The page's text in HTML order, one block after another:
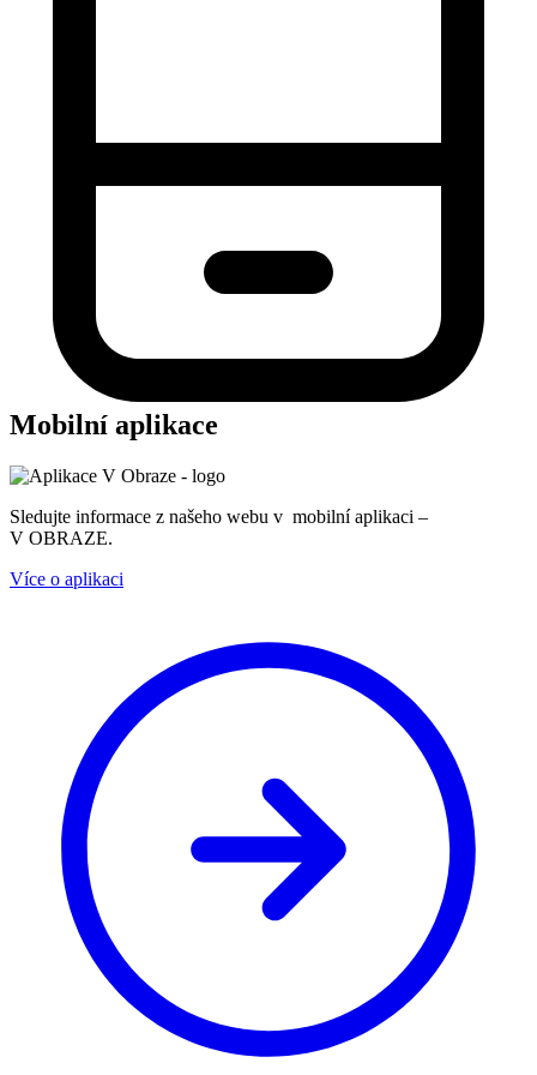
Mobilní aplikace
Sledujte informace z našeho webu v mobilní aplikaci –
V OBRAZE.
Více o aplikaci